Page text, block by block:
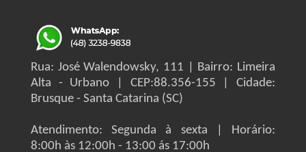
Rua: José Walendowsky, 111 | Bairro: Limeira
Alta - Urbano | CEP:88.356-155 | Cidade:
Brusque - Santa Catarina (SC)
Atendimento: Segunda à sexta | Horário:
8:00h às 12:00h - 13:00 ás 17:00h